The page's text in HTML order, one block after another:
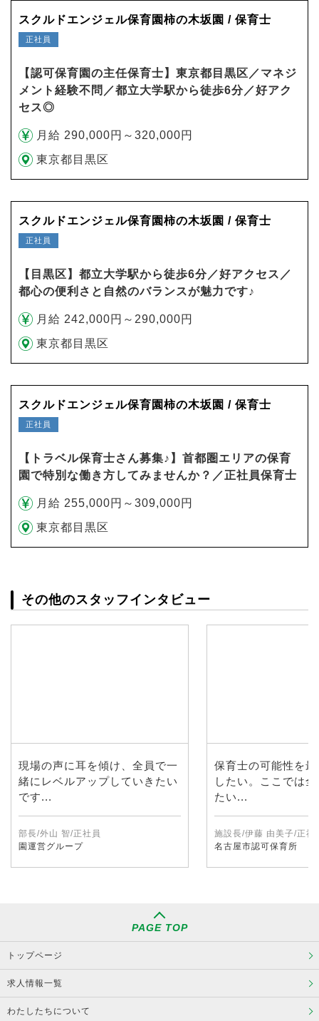
スクルドエンジェル保育園柿の木坂園 / 保育士
正社員
【認可保育園の主任保育士】東京都目黒区／マネジ
メント経験不問／都立大学駅から徒歩6分／好アク
セス◎
月給 290,000円～320,000円
東京都目黒区
スクルドエンジェル保育園柿の木坂園 / 保育士
正社員
【目黒区】都立大学駅から徒歩6分／好アクセス／
都心の便利さと自然のバランスが魅力です♪
月給 242,000円～290,000円
東京都目黒区
スクルドエンジェル保育園柿の木坂園 / 保育士
正社員
【トラベル保育士さん募集♪】首都圏エリアの保育
園で特別な働き方してみませんか？／正社員保育士
月給 255,000円～309,000円
東京都目黒区
その他のスタッフインタビュー
現場の声に耳を傾け、全員で一
緒にレベルアップしていきたい
です...
部長/外山 智/正社員
園運営グループ
保育士の可能性を
したい。ここでは
たい...
施設長/伊藤 由美子/正社
名古屋市認可保育所
PAGE TOP
トップページ
求人情報一覧
わたしたちについて